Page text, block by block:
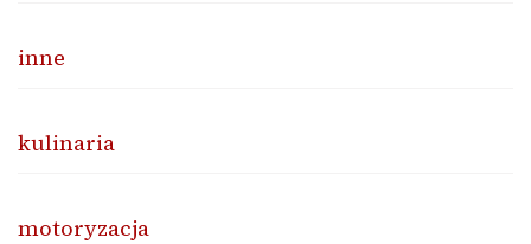
inne
kulinaria
motoryzacja